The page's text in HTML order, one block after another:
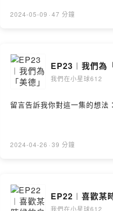
2024-05-09 · 47 分鐘
EP23︱我們為
我們在小星球612
留言告訴我你對這一集的想
2024-04-26 · 39 分鐘
EP22︱喜歡某
我們在小星球612